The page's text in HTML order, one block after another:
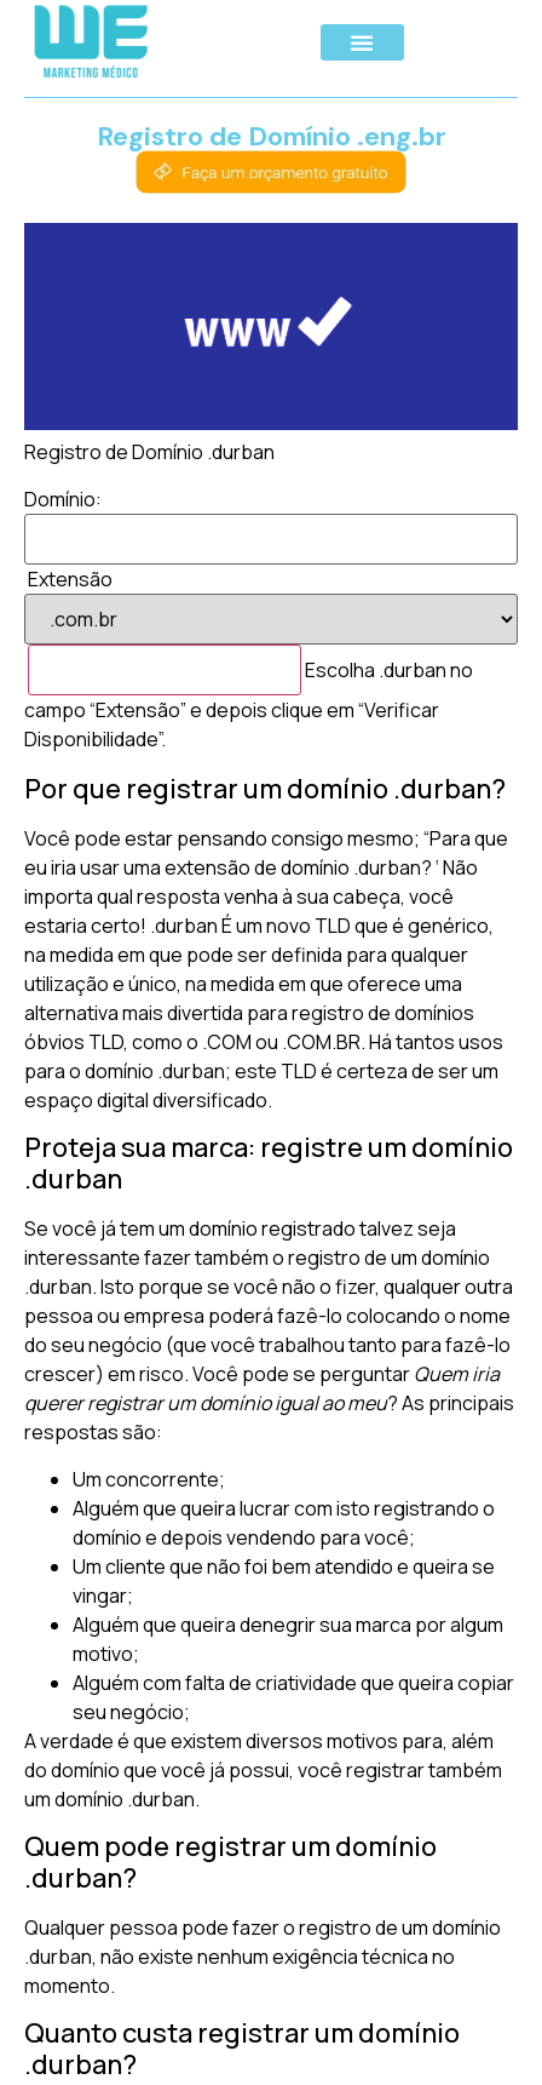
Registro de Domínio .eng.br
Registro de Domínio .durban
Domínio:
Extensão
Escolha .durban no
campo “Extensão” e depois clique em “Verificar
Disponibilidade”.
Por que registrar um domínio .durban?
Você pode estar pensando consigo mesmo; “Para que
eu iria usar uma extensão de domínio .durban? ‘ Não
importa qual resposta venha à sua cabeça, você
estaria certo! .durban É um novo TLD que é genérico,
na medida em que pode ser definida para qualquer
utilização e único, na medida em que oferece uma
alternativa mais divertida para registro de domínios
óbvios TLD, como o .COM ou .COM.BR. Há tantos usos
para o domínio .durban; este TLD é certeza de ser um
espaço digital diversificado.
Proteja sua marca: registre um domínio
.durban
Se você já tem um domínio registrado talvez seja
interessante fazer também o registro de um domínio
.durban. Isto porque se você não o fizer, qualquer outra
pessoa ou empresa poderá fazê-lo colocando o nome
do seu negócio (que você trabalhou tanto para fazê-lo
crescer) em risco. Você pode se perguntarQuem iria
querer registrar um domínio igual ao meu? As principais
respostas são:
Um concorrente;
Alguém que queira lucrar com isto registrando o
domínio e depois vendendo para você;
Um cliente que não foi bem atendido e queira se
vingar;
Alguém que queira denegrir sua marca por algum
motivo;
Alguém com falta de criatividade que queira copiar
seu negócio;
A verdade é que existem diversos motivos para, além
do domínio que você já possui, você registrar também
um domínio .durban.
Quem pode registrar um domínio
.durban?
Qualquer pessoa pode fazer o registro de um domínio
.durban, não existe nenhum exigência técnica no
momento.
Quanto custa registrar um domínio
.durban?